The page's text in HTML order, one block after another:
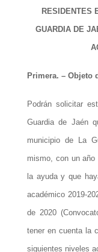
RESIDENTES
GUARDIA DE
Primera. – Objeto
Podrán solicitar
Guardia de Jaén
municipio de La
mismo, con un
la ayuda y que
académico 2019-
de 2020
tener en cuenta la
siguientes niveles